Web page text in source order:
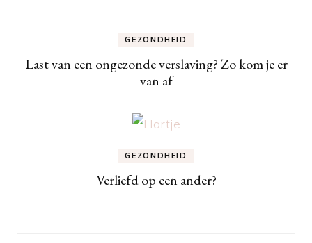
GEZONDHEID
Last van een ongezonde verslaving? Zo kom je er
van af
GEZONDHEID
Verliefd op een ander?